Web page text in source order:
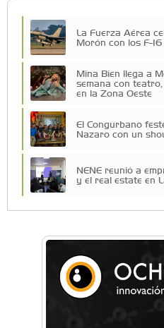
La Fuerza Aérea
Morón con los F-16
Mina Bien llega a
semana con
en la Zona Oeste
El Congurbano
Nazaro con un
NENE reunió a
y el real estate en
Una compañía
por el Premio